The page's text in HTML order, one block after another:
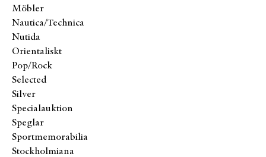
Möbler
Nautica/Technica
Nutida
Orientaliskt
Pop/Rock
Selected
Silver
Specialauktion
Speglar
Sportmemorabilia
Stockholmiana